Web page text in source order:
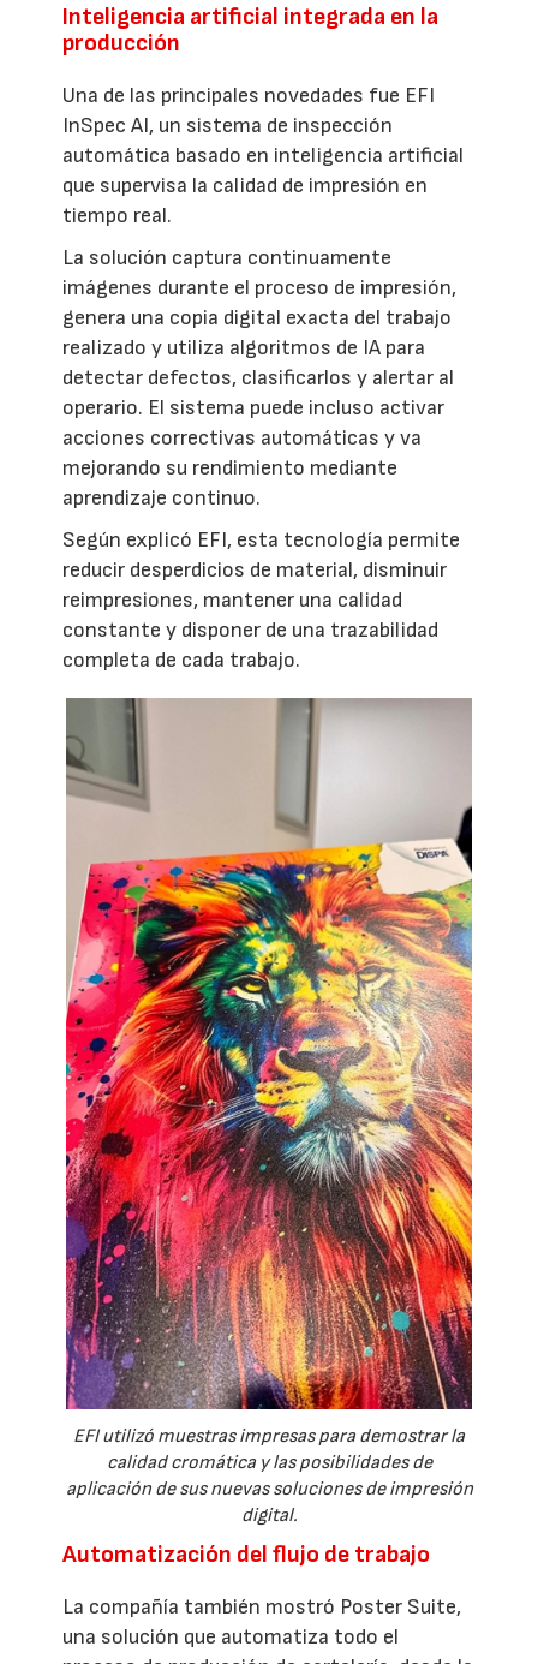
Inteligencia artificial integrada en la
producción
Una de las principales novedades fue EFI
InSpec AI, un sistema de inspección
automática basado en inteligencia artificial
que supervisa la calidad de impresión en
tiempo real.
La solución captura continuamente
imágenes durante el proceso de impresión,
genera una copia digital exacta del trabajo
realizado y utiliza algoritmos de IA para
detectar defectos, clasificarlos y alertar al
operario. El sistema puede incluso activar
acciones correctivas automáticas y va
mejorando su rendimiento mediante
aprendizaje continuo.
Según explicó EFI, esta tecnología permite
reducir desperdicios de material, disminuir
reimpresiones, mantener una calidad
constante y disponer de una trazabilidad
completa de cada trabajo.
EFI utilizó muestras impresas para demostrar la
calidad cromática y las posibilidades de
aplicación de sus nuevas soluciones de impresión
digital.
Automatización del flujo de trabajo
La compañía también mostró Poster Suite,
una solución que automatiza todo el